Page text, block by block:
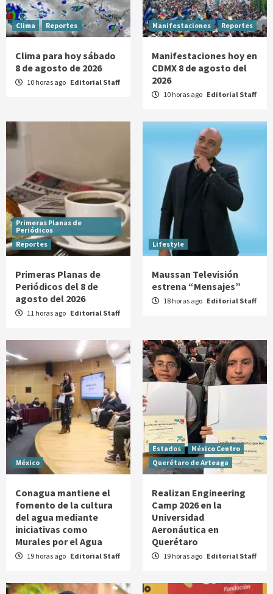
Clima Reportes
Clima para hoy sábado
8 de agosto de 2026
10 horas ago Editorial Staff
Manifestaciones Reportes
Manifestaciones hoy en
CDMX 8 de agosto del
2026
10 horas ago Editorial Staff
Primeras Planas de
Periódicos
Reportes
Primeras Planas de
Periódicos del 8 de
agosto del 2026
11 horas ago Editorial Staff
Lifestyle
Maussan Televisión
estrena “Mensajes”
18 horas ago Editorial Staff
México
Conagua mantiene el
fomento de la cultura
del agua mediante
iniciativas como
Murales por el Agua
19 horas ago Editorial Staff
Estados
México Centro
Querétaro de Arteaga
Realizan Engineering
Camp 2026 en la
Universidad
Aeronáutica en
Querétaro
19 horas ago Editorial Staff